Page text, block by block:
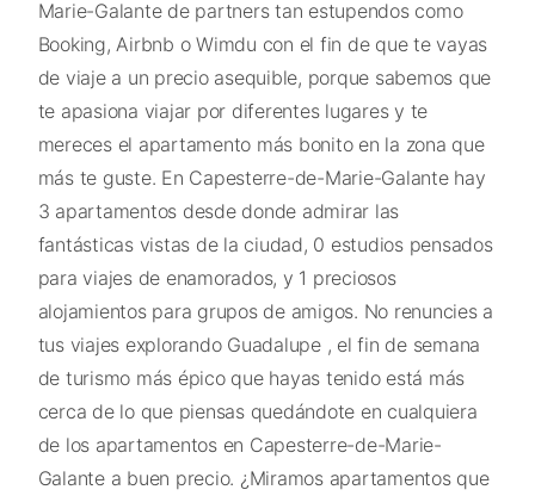
Marie-Galante de partners tan estupendos como
Booking, Airbnb o Wimdu con el fin de que te vayas
de viaje a un precio asequible, porque sabemos que
te apasiona viajar por diferentes lugares y te
mereces el apartamento más bonito en la zona que
más te guste. En Capesterre-de-Marie-Galante hay
3 apartamentos desde donde admirar las
fantásticas vistas de la ciudad, 0 estudios pensados
para viajes de enamorados, y 1 preciosos
alojamientos para grupos de amigos. No renuncies a
tus viajes explorando Guadalupe , el fin de semana
de turismo más épico que hayas tenido está más
cerca de lo que piensas quedándote en cualquiera
de los apartamentos en Capesterre-de-Marie-
Galante a buen precio. ¿Miramos apartamentos que